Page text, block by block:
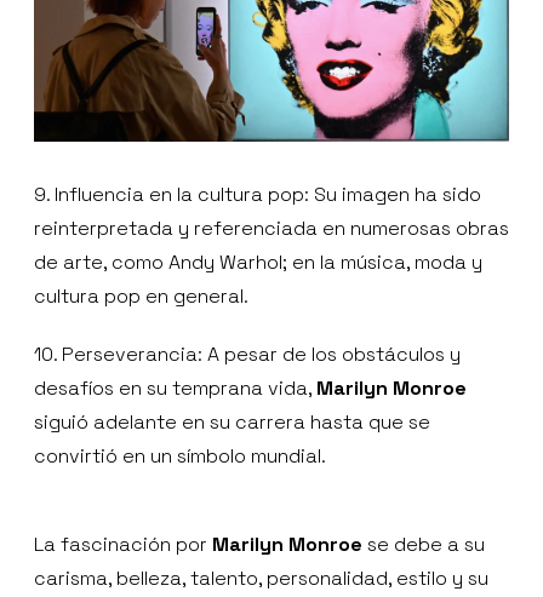
9. Influencia en la cultura pop: Su imagen ha sido
reinterpretada y referenciada en numerosas obras
de arte, como Andy Warhol; en la música, moda y
cultura pop en general.
10. Perseverancia: A pesar de los obstáculos y
desafíos en su temprana vida, Marilyn Monroe
siguió adelante en su carrera hasta que se
convirtió en un símbolo mundial.
La fascinación por Marilyn Monroe se debe a su
carisma, belleza, talento, personalidad, estilo y su